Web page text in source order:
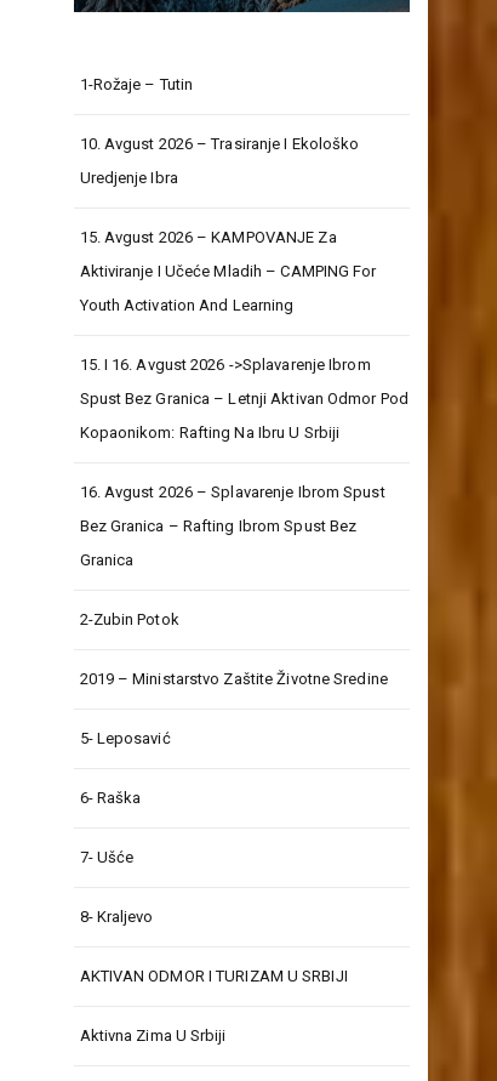
1-Rožaje – Tutin
10. Avgust 2026 – Trasiranje I Ekološko
Uredjenje Ibra
15. Avgust 2026 – KAMPOVANJE Za
Aktiviranje I Učeće Mladih – CAMPING For
Youth Activation And Learning
15. I 16. Avgust 2026 ->Splavarenje Ibrom
Spust Bez Granica – Letnji Aktivan Odmor Pod
Kopaonikom: Rafting Na Ibru U Srbiji
16. Avgust 2026 – Splavarenje Ibrom Spust
Bez Granica – Rafting Ibrom Spust Bez
Granica
2-Zubin Potok
2019 – Ministarstvo Zaštite Životne Sredine
5- Leposavić
6- Raška
7- Ušće
8- Kraljevo
AKTIVAN ODMOR I TURIZAM U SRBIJI
Aktivna Zima U Srbiji